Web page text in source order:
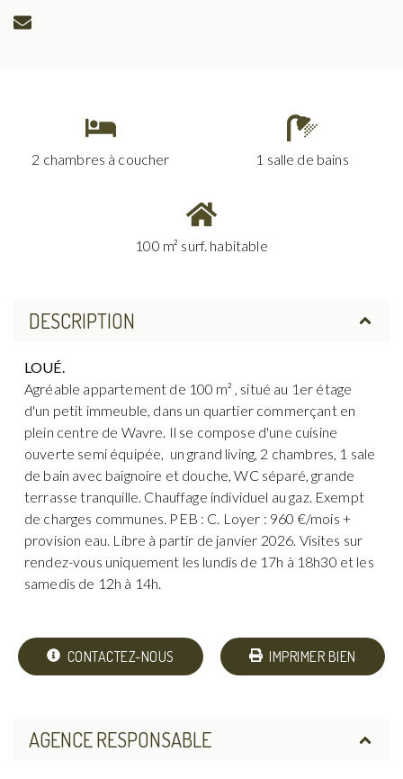
2 chambres à coucher 1 salle de bains
100 m² surf. habitable
DESCRIPTION
LOUÉ.
Agréable appartement de 100 m² , situé au 1er étage
d'un petit immeuble, dans un quartier commerçant en
plein centre de Wavre. Il se compose d'une cuisine
ouverte semi équipée, un grand living, 2 chambres, 1 sale
de bain avec baignoire et douche, WC séparé, grande
terrasse tranquille. Chauffage individuel au gaz. Exempt
de charges communes. PEB : C. Loyer : 960 €/mois +
provision eau. Libre à partir de janvier 2026. Visites sur
rendez-vous uniquement les lundis de 17h à 18h30 et les
samedis de 12h à 14h.
CONTACTEZ-NOUS IMPRIMER BIEN
AGENCE RESPONSABLE